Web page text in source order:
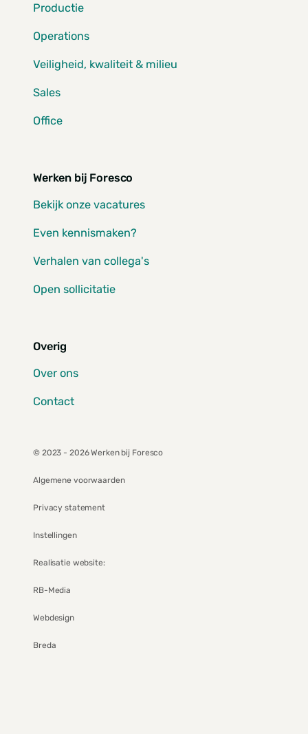
Productie
Operations
Veiligheid, kwaliteit & milieu
Sales
Office
Werken bij Foresco
Bekijk onze vacatures
Even kennismaken?
Verhalen van collega's
Open sollicitatie
Overig
Over ons
Contact
© 2023 - 2026 Werken bij Foresco
Algemene voorwaarden
Privacy statement
Instellingen
Realisatie website:
RB-Media
Webdesign
Breda